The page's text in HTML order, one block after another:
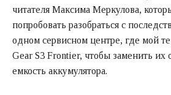
читателя Максима Меркулова,
попробовать разобраться с
одном сервисном центре, где мой
Gear S3 Frontier, чтобы заменить их
емкость аккумулятора.